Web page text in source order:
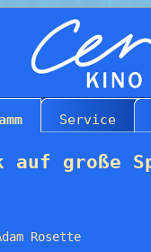
Service
auf große
Rosette